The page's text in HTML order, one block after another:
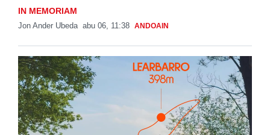
IN MEMORIAM
Jon Ander Ubeda abu 06, 11:38 ANDOAIN